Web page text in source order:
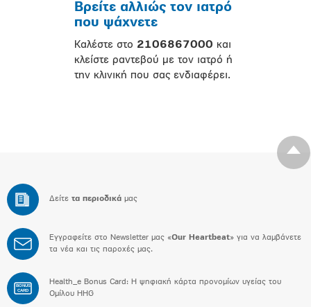
Βρείτε αλλιώς τον ιατρό
που ψάχνετε
Καλέστε στο 2106867000 και
κλείστε ραντεβού με τον ιατρό ή
την κλινική που σας ενδιαφέρει.
Δείτε τα περιοδικά μας
Εγγραφείτε στο Newsletter μας «Our Heartbeat» για να λαμβάνετε
τα νέα και τις παροχές μας.
BONUS
CARD
Health_e Bonus Card: H ψηφιακή κάρτα προνομίων υγείας του
Ομίλου HHG